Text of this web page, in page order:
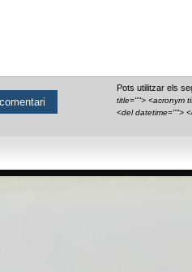
Pots utilitzar els
title=""> <acronym
<del datetime="">